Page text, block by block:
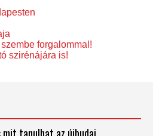
forgalommal!
szirénájára is!
mit tanulhat az újbudai